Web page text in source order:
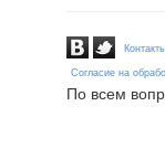
Контакты
Согласие на
По всем